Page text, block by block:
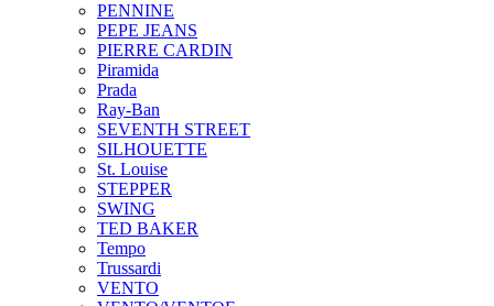
PENNINE
PEPE JEANS
PIERRE CARDIN
Piramida
Prada
Ray-Ban
SEVENTH STREET
SILHOUETTE
St. Louise
STEPPER
SWING
TED BAKER
Tempo
Trussardi
VENTO